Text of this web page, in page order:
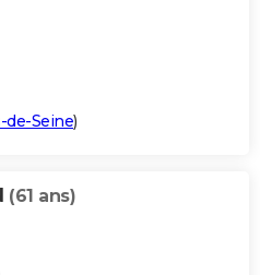
de-Seine)
(61 ans)